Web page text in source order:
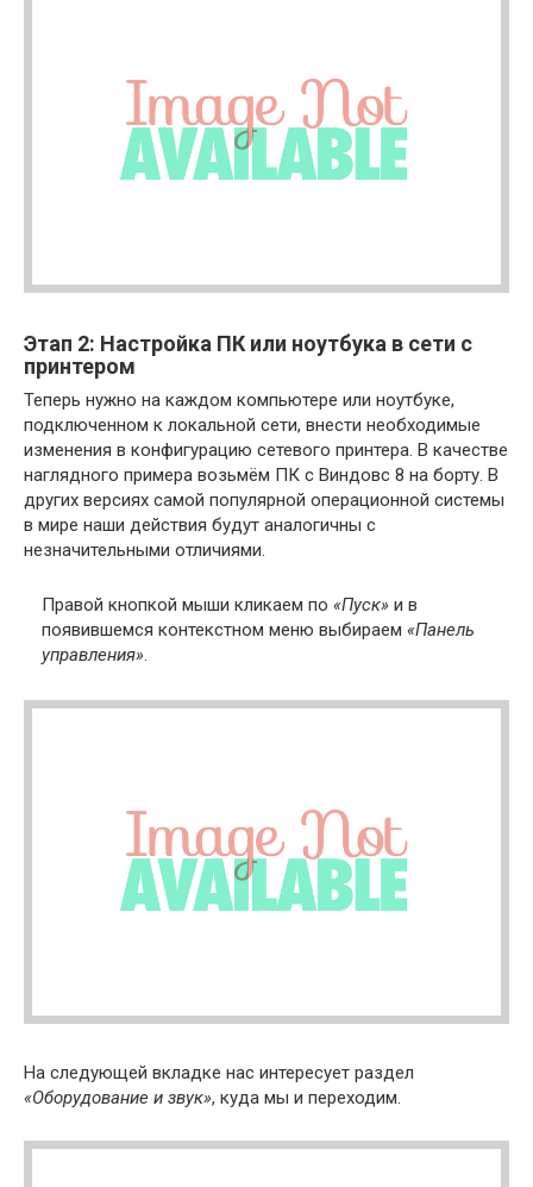
Этап 2: Настройка ПК или ноутбука в сети с
принтером
Теперь нужно на каждом компьютере или ноутбуке,
подключенном к локальной сети, внести необходимые
изменения в конфигурацию сетевого принтера. В качестве
наглядного примера возьмём ПК с Виндовс 8 на борту. В
других версиях самой популярной операционной системы
в мире наши действия будут аналогичны с
незначительными отличиями.
Правой кнопкой мыши кликаем по «Пуск» и в
появившемся контекстном меню выбираем «Панель
управления».
На следующей вкладке нас интересует раздел
«Оборудование и звук», куда мы и переходим.